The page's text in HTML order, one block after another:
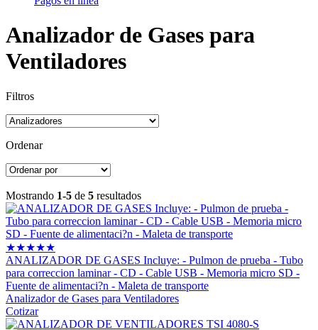
Analizador de Gases para
Ventiladores
Filtros
Ordenar
Mostrando 1-5 de 5 resultados
★★★★★
ANALIZADOR DE GASES Incluye: - Pulmon de prueba - Tubo
para correccion laminar - CD - Cable USB - Memoria micro SD -
Fuente de alimentaci?n - Maleta de transporte
Analizador de Gases para Ventiladores
Cotizar